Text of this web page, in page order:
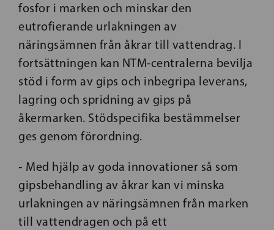
fosfor i marken och minskar den
eutrofierande urlakningen av
näringsämnen från åkrar till vattendrag. I
fortsättningen kan NTM-centralerna bevilja
stöd i form av gips och inbegripa leverans,
lagring och spridning av gips på
åkermarken. Stödspecifika bestämmelser
ges genom förordning.
‑ Med hjälp av goda innovationer så som
gipsbehandling av åkrar kan vi minska
urlakningen av näringsämnen från marken
till vattendragen och på ett